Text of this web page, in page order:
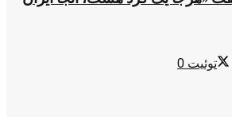
توئیت 0